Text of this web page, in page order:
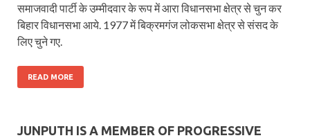
समाजवादी पार्टी के उम्मीदवार के रूप में आरा विधानसभा क्षेत्र से चुन कर
बिहार विधानसभा आये. 1977 में बिक्रमगंज लोकसभा क्षेत्र से संसद के
लिए चुने गए.
READ MORE
JUNPUTH IS A MEMBER OF PROGRESSIVE